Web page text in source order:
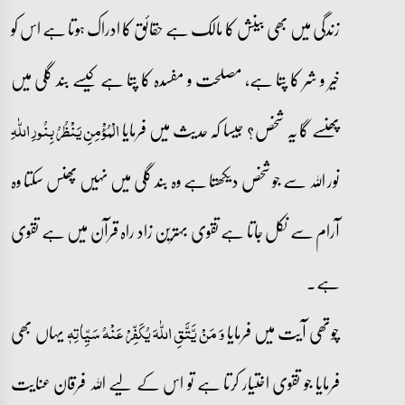
زندگی میں بھی بینش کا مالک ہے حقائق کا ادراک ہوتا ہے اس کو
خیر و شر کا پتا ہے، مصلحت و مفسدہ کا پتا ہے کیسے بند گلی میں
پھنسے گا یہ شخص؟ جیسا کہ حدیث میں فرمایاالْمُؤْمِنِ یَنْظُرُ بِنُورِ اللّٰہِ
نور اللہ سے جو شخص دیکھتا ہے وہ بند گلی میں نہیں پھنس سکتا وہ
آرام سے نکل جاتا ہے تقوی بہترین زاد راہ قرآن میں ہے تقوی
ہے۔
چوتھی آیت میں فرمایاوَ مَنۡ یَّتَّقِ اللّٰہَ یُکَفِّرۡ عَنۡہُ سَیِّاٰتِہٖیہاں بھی
فرمایا جو تقوی اختیار کرتا ہے تو اس کے لیے اللہ فرقان عنایت